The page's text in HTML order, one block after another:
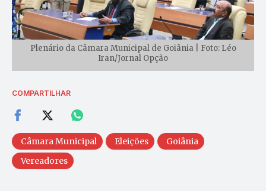
Plenário da Câmara Municipal de Goiânia | Foto: Léo
Iran/Jornal Opção
COMPARTILHAR
Câmara Municipal Eleições
Goiânia
Vereadores